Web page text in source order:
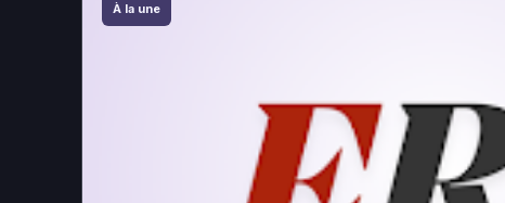
À la une